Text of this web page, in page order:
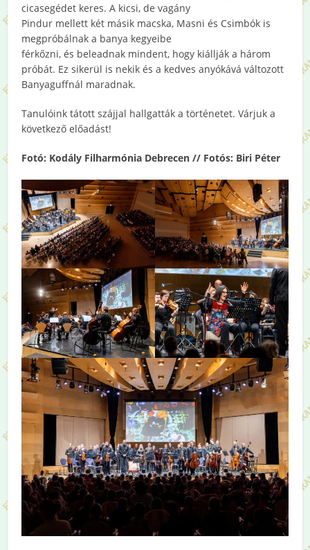
cicasegédet keres. A kicsi, de vagány
Pindur mellett két másik macska, Masni és Csimbók is
megpróbálnak a banya kegyeibe
férkőzni, és beleadnak mindent, hogy kiállják a három
próbát. Ez sikerül is nekik és a kedves anyókává változott
Banyaguffnál maradnak.
Tanulóink tátott szájjal hallgatták a történetet. Várjuk a
következő előadást!
Fotó: Kodály Filharmónia Debrecen // Fotós: Biri Péter